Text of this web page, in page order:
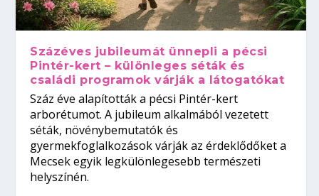
Százéves jubileumát ünnepli a pécsi
Pintér-kert – különleges séták és
családi programok várják a látogatókat
Száz éve alapították a pécsi Pintér-kert
arborétumot. A jubileum alkalmából vezetett
séták, növénybemutatók és
gyermekfoglalkozások várják az érdeklődőket a
Mecsek egyik legkülönlegesebb természeti
helyszínén.